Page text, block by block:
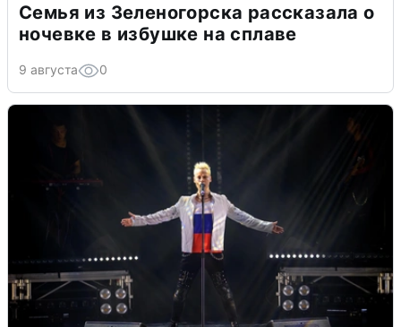
Семья из Зеленогорска рассказала о
ночевке в избушке на сплаве
9 августа 0